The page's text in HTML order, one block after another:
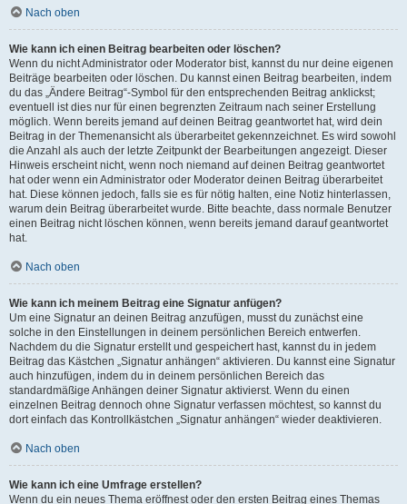
Nach oben
Wie kann ich einen Beitrag bearbeiten oder löschen?
Wenn du nicht Administrator oder Moderator bist, kannst du nur deine eigenen
Beiträge bearbeiten oder löschen. Du kannst einen Beitrag bearbeiten, indem
du das „Ändere Beitrag“-Symbol für den entsprechenden Beitrag anklickst;
eventuell ist dies nur für einen begrenzten Zeitraum nach seiner Erstellung
möglich. Wenn bereits jemand auf deinen Beitrag geantwortet hat, wird dein
Beitrag in der Themenansicht als überarbeitet gekennzeichnet. Es wird sowohl
die Anzahl als auch der letzte Zeitpunkt der Bearbeitungen angezeigt. Dieser
Hinweis erscheint nicht, wenn noch niemand auf deinen Beitrag geantwortet
hat oder wenn ein Administrator oder Moderator deinen Beitrag überarbeitet
hat. Diese können jedoch, falls sie es für nötig halten, eine Notiz hinterlassen,
warum dein Beitrag überarbeitet wurde. Bitte beachte, dass normale Benutzer
einen Beitrag nicht löschen können, wenn bereits jemand darauf geantwortet
hat.
Nach oben
Wie kann ich meinem Beitrag eine Signatur anfügen?
Um eine Signatur an deinen Beitrag anzufügen, musst du zunächst eine
solche in den Einstellungen in deinem persönlichen Bereich entwerfen.
Nachdem du die Signatur erstellt und gespeichert hast, kannst du in jedem
Beitrag das Kästchen „Signatur anhängen“ aktivieren. Du kannst eine Signatur
auch hinzufügen, indem du in deinem persönlichen Bereich das
standardmäßige Anhängen deiner Signatur aktivierst. Wenn du einen
einzelnen Beitrag dennoch ohne Signatur verfassen möchtest, so kannst du
dort einfach das Kontrollkästchen „Signatur anhängen“ wieder deaktivieren.
Nach oben
Wie kann ich eine Umfrage erstellen?
Wenn du ein neues Thema eröffnest oder den ersten Beitrag eines Themas